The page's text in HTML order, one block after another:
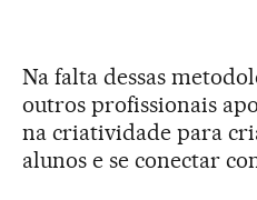
Na falta dessas
outros profissionais
na criatividade para
alunos e se conectar